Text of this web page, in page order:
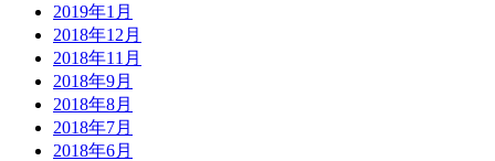
2019年1月
2018年12月
2018年11月
2018年9月
2018年8月
2018年7月
2018年6月